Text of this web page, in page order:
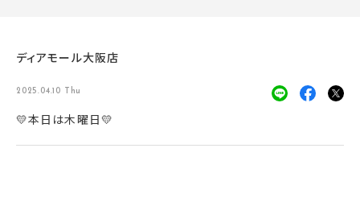
ディアモール大阪店
2025.04.10 Thu
💛本日は木曜日💛